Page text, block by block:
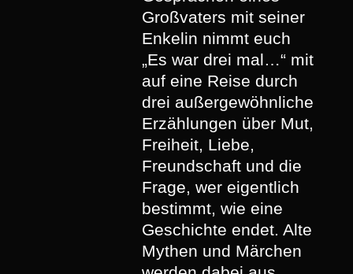
Großvaters mit seiner
Enkelin nimmt euch
„Es war drei mal…“ mit
auf eine Reise durch
drei außergewöhnliche
Erzählungen über Mut,
Freiheit, Liebe,
Freundschaft und die
Frage, wer eigentlich
bestimmt, wie eine
Geschichte endet. Alte
Mythen und Märchen